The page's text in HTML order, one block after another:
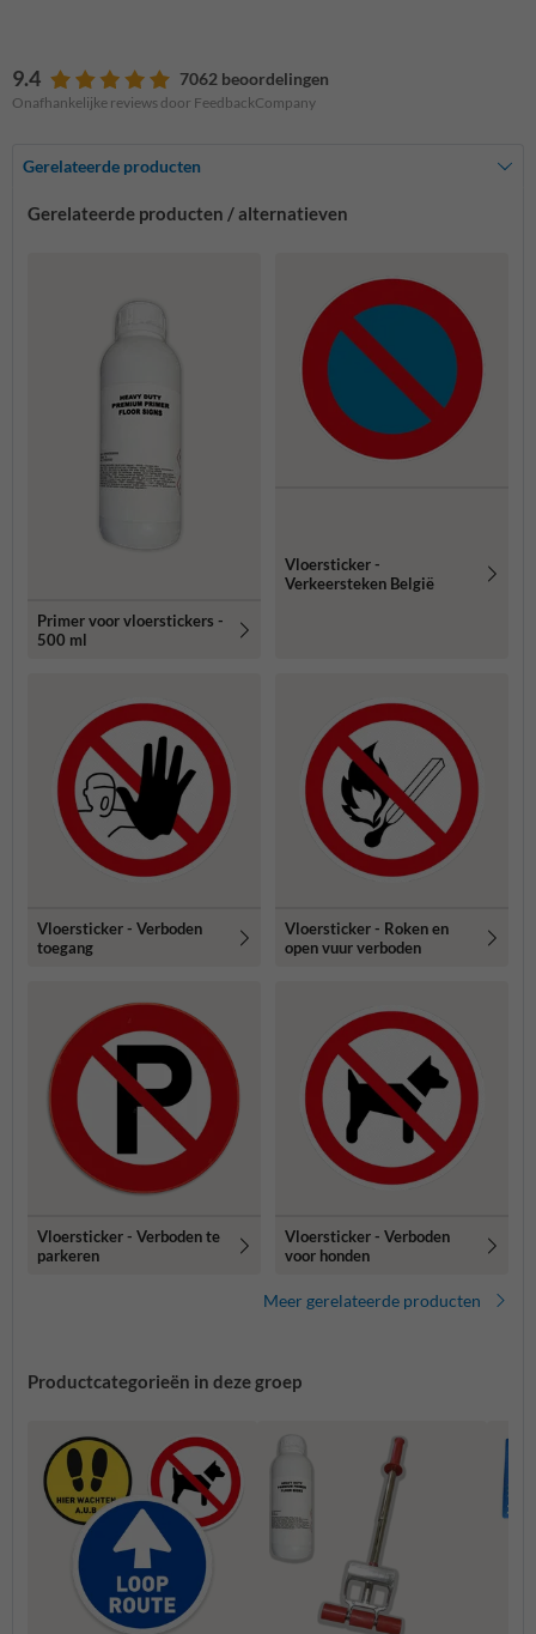
9.4 7062 beoordelingen
Onafhankelijke reviews door FeedbackCompany
Gerelateerde producten
Gerelateerde producten / alternatieven
Primer voor vloerstickers -
500 ml
Vloersticker -
Verkeersteken België
Vloersticker - Verboden
toegang
Vloersticker - Roken en
open vuur verboden
Vloersticker - Verboden te
parkeren
Vloersticker - Verboden
voor honden
Meer gerelateerde producten
Productcategorieën in deze groep